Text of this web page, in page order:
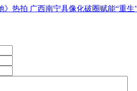
》热拍 广西南宁具像化破圈赋能“重生